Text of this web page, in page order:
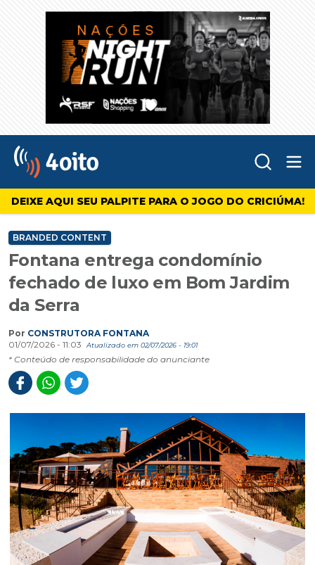
4oito
DEIXE AQUI SEU PALPITE PARA O JOGO DO CRICIÚMA!
BRANDED CONTENT
Fontana entrega condomínio
fechado de luxo em Bom Jardim
da Serra
Por CONSTRUTORA FONTANA
01/07/2026 - 11:03
Atualizado em 02/07/2026 - 19:01
* Conteúdo de responsabilidade do anunciante